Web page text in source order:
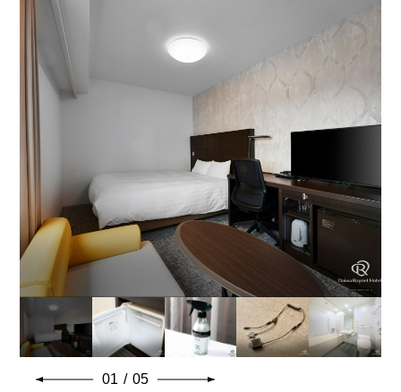
122㎝×203㎝ ×2台
バスタイプ
ユニットバスルーム
特徴
使いやすい間取りと広いお部屋は長期滞在にも快適で
【ハリウッドツインルーム限定】2つのReFa製品でワン
ランク上の美しさを体感できる！
■「ReFa BEAUTECH DRYER SMART」（ヘアドライ
ヤー）コンパクトなボディなのに、驚きのパワー。すば
やく乾いて、美しくまとまる。
■「ReFa BEAUTECH STRAIGHT IRON」（ストレート
アイロン）で、髪をやさしく包み込みながらレア髪スト
01 / 05